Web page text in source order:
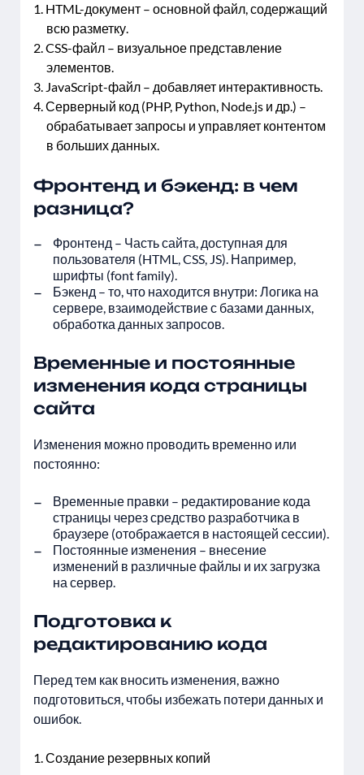
HTML-документ – основной файл, содержащий
всю разметку.
CSS-файл – визуальное представление
элементов.
JavaScript-файл – добавляет интерактивность.
Серверный код (PHP, Python, Node.js и др.) –
обрабатывает запросы и управляет контентом
в больших данных.
Фронтенд и бэкенд: в чем
разница?
Фронтенд – Часть сайта, доступная для
пользователя (HTML, CSS, JS). Например,
шрифты (font family).
Бэкенд – то, что находится внутри: Логика на
сервере, взаимодействие с базами данных,
обработка данных запросов.
Временные и постоянные
изменения кода страницы
сайта
Изменения можно проводить временно или
постоянно:
Временные правки – редактирование кода
страницы через средство разработчика в
браузере (отображается в настоящей сессии).
Постоянные изменения – внесение
изменений в различные файлы и их загрузка
на сервер.
Подготовка к
редактированию кода
Перед тем как вносить изменения, важно
подготовиться, чтобы избежать потери данных и
ошибок.
Создание резервных копий